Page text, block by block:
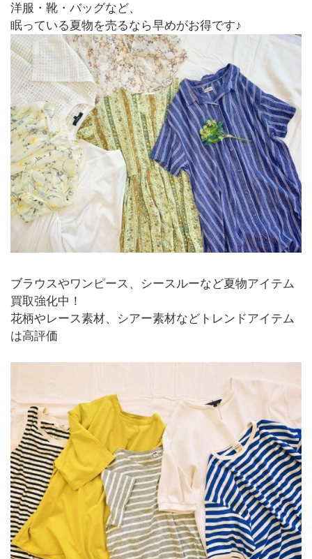
洋服・靴・バッグなど、
眠っている夏物を売るなら早めがお得です♪
ブラウスやワンピース、シースルーなど夏物アイテム
買取強化中！
花柄やレース素材、シアー素材などトレンドアイテム
は高評価